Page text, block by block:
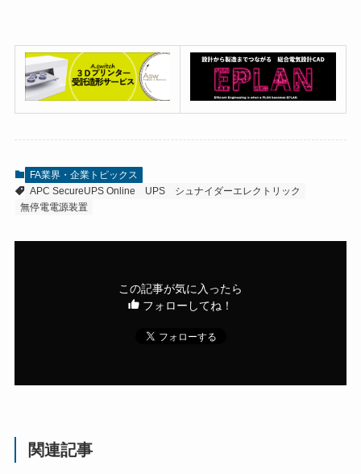
FA業界・企業トピックス
APC SecureUPS Online
UPS
シュナイダーエレクトリック
無停電電源装置
この記事が気に入ったら
フォローしてね！
関連記事